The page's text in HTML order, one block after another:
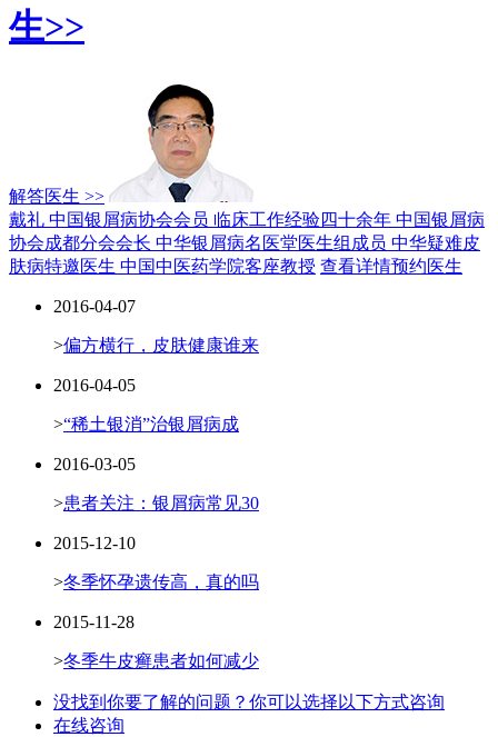
生>>
解答医生 >>
戴礼 中国银屑病协会会员 临床工作经验四十余年 中国银屑病
协会成都分会会长 中华银屑病名医堂医生组成员 中华疑难皮
肤病特邀医生 中国中医药学院客座教授 查看详情预约医生
2016-04-07
>偏方横行，皮肤健康谁来
2016-04-05
>“稀土银消”治银屑病成
2016-03-05
>患者关注：银屑病常见30
2015-12-10
>冬季怀孕遗传高，真的吗
2015-11-28
>冬季牛皮癣患者如何减少
没找到你要了解的问题？你可以选择以下方式咨询
在线咨询